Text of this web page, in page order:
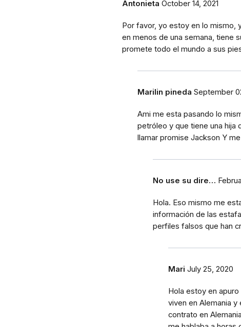
Antonieta October 14, 2021
Por favor, yo estoy en lo mismo,
en menos de una semana, tiene
promete todo el mundo a sus
Marilin pineda September
Ami me esta pasando lo
petróleo y que tiene una hija
llamar promise Jackson Y
No use su dire…
Hola. Eso mismo me
información de las
perfiles falsos que han
Mari July 25, 2020
Hola estoy en
viven en Alemania
contrato en